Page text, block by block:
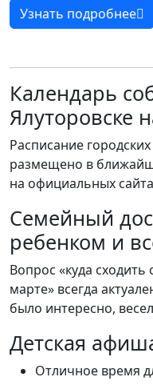
Узнать подробнее
Календарь
Ялуторовске
Расписание
размещено в
на официальных
Семейный
ребенком и
Вопрос «куда сходить
марте» всегда
было интересно,
Детская
Отличное время